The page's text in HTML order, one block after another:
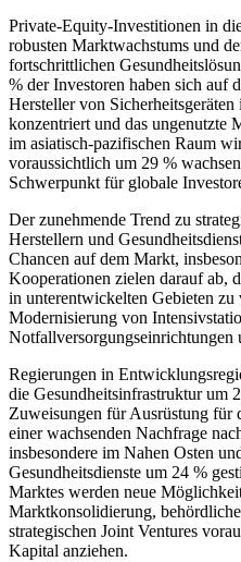
Private-Equity-Investitionen in
robusten Marktwachstums und
fortschrittlichen
% der Investoren haben sich auf
Hersteller von
konzentriert und das ungenutzte
im asiatisch-pazifischen Raum
voraussichtlich um 29 %
Schwerpunkt für globale
Der zunehmende Trend zu
Herstellern und
Chancen auf dem Markt,
Kooperationen zielen darauf ab,
in unterentwickelten Gebieten zu
Modernisierung von
Notfallversorgungseinrichtungen
Regierungen in
die Gesundheitsinfrastruktur um
Zuweisungen für Ausrüstung für
einer wachsenden Nachfrage
insbesondere im Nahen Osten
Gesundheitsdienste um 24 %
Marktes werden neue
Marktkonsolidierung,
strategischen Joint Ventures
Kapital anziehen.